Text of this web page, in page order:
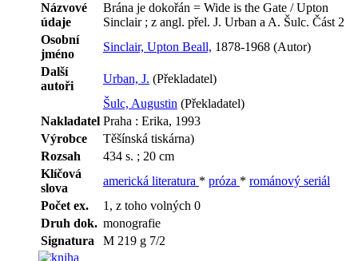
Názvové
údaje
Brána je dokořán = Wide is the Gate / Upton
Sinclair ; z angl. přel. J. Urban a A. Šulc. Část 2
Osobní
jméno
Sinclair, Upton Beall, 1878-1968 (Autor)
Další
autoři
Urban, J. (Překladatel)
Šulc, Augustin (Překladatel)
Nakladatel Praha : Erika, 1993
Výrobce
Těšínská tiskárna)
Rozsah
434 s. ; 20 cm
Klíčová
slova
americká literatura * próza * románový seriál
Počet ex.
1, z toho volných 0
Druh dok. monografie
Signatura
M 219 g 7/2